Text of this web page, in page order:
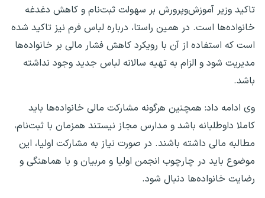
تاکید وزیر آموزش‌وپرورش بر سهولت ثبت‌نام و کاهش دغدغه
خانواده‌ها است. در همین راستا، درباره لباس فرم نیز تاکید شده
است که استفاده از آن با رویکرد کاهش فشار مالی بر خانواده‌ها
مدیریت شود و الزام به تهیه سالانه لباس جدید وجود نداشته
باشد.
وی ادامه داد: همچنین هرگونه مشارکت مالی خانواده‌ها باید
کاملا داوطلبانه باشد و مدارس مجاز نیستند همزمان با ثبت‌نام،
مطالبه مالی داشته باشند. در صورت نیاز به مشارکت اولیا، این
موضوع باید در چارچوب انجمن اولیا و مربیان و با هماهنگی و
رضایت خانواده‌ها دنبال شود.